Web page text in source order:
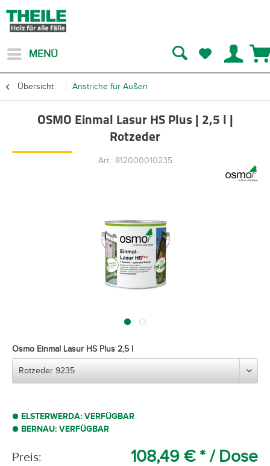
MENÜ
Übersicht Anstriche für Außen
OSMO Einmal Lasur HS Plus | 2,5 l |
Rotzeder
Art.: 812000010235
Osmo Einmal Lasur HS Plus 2,5 l
ELSTERWERDA: VERFÜGBAR
BERNAU: VERFÜGBAR
Preis: 108,49 € * / Dose